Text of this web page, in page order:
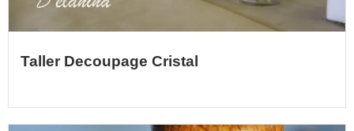
Taller Decoupage Cristal